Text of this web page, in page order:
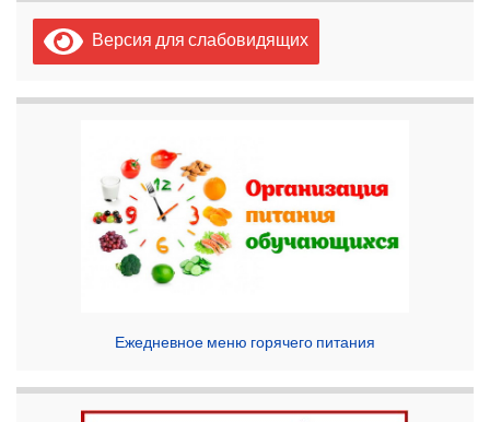
Версия для слабовидящих
Ежедневное меню горячего питания